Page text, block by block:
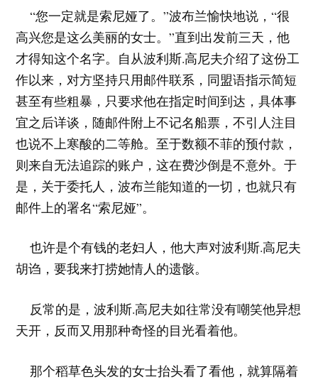
“您一定就是索尼娅了。”波布兰愉快地说，“很
高兴您是这么美丽的女士。”直到出发前三天，他
才得知这个名字。自从波利斯.高尼夫介绍了这份工
作以来，对方坚持只用邮件联系，同盟语指示简短
甚至有些粗暴，只要求他在指定时间到达，具体事
宜之后详谈，随邮件附上不记名船票，不引人注目
也说不上寒酸的二等舱。至于数额不菲的预付款，
则来自无法追踪的账户，这在费沙倒是不意外。于
是，关于委托人，波布兰能知道的一切，也就只有
邮件上的署名“索尼娅”。
也许是个有钱的老妇人，他大声对波利斯.高尼夫
胡诌，要我来打捞她情人的遗骸。
反常的是，波利斯.高尼夫如往常没有嘲笑他异想
天开，反而又用那种奇怪的目光看着他。
那个稻草色头发的女士抬头看了看他，就算隔着